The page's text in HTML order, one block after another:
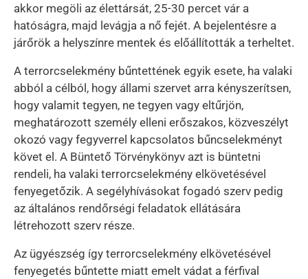
akkor megöli az élettársát, 25-30 percet vár a
hatóságra, majd levágja a nő fejét. A bejelentésre a
járőrök a helyszínre mentek és előállították a terheltet.
A terrorcselekmény bűntettének egyik esete, ha valaki
abból a célból, hogy állami szervet arra kényszerítsen,
hogy valamit tegyen, ne tegyen vagy eltűrjön,
meghatározott személy elleni erőszakos, közveszélyt
okozó vagy fegyverrel kapcsolatos bűncselekményt
követ el. A Büntető Törvénykönyv azt is büntetni
rendeli, ha valaki terrorcselekmény elkövetésével
fenyegetőzik. A segélyhívásokat fogadó szerv pedig
az általános rendőrségi feladatok ellátására
létrehozott szerv része.
Az ügyészség így terrorcselekmény elkövetésével
fenyegetés bűntette miatt emelt vádat a férfival